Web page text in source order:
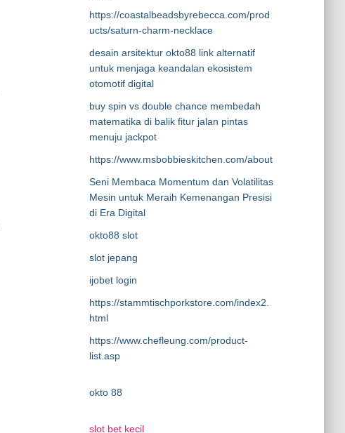
https://coastalbeadsbyrebecca.com/prod
ucts/saturn-charm-necklace
desain arsitektur okto88 link alternatif
untuk menjaga keandalan ekosistem
otomotif digital
buy spin vs double chance membedah
matematika di balik fitur jalan pintas
menuju jackpot
https://www.msbobbieskitchen.com/about
Seni Membaca Momentum dan Volatilitas
Mesin untuk Meraih Kemenangan Presisi
di Era Digital
okto88 slot
slot jepang
ijobet login
https://stammtischporkstore.com/index2.
html
https://www.chefleung.com/product-
list.asp
okto 88
slot bet kecil